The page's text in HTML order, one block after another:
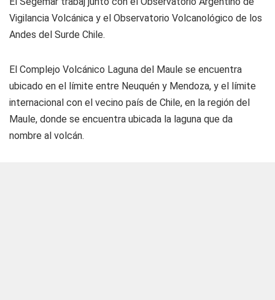
Vigilancia Volcánica y el Observatorio Volcanológico de los
Andes del Surde Chile.
El Complejo Volcánico Laguna del Maule se encuentra
ubicado en el límite entre Neuquén y Mendoza, y el límite
internacional con el vecino país de Chile, en la región del
Maule, donde se encuentra ubicada la laguna que da
nombre al volcán.